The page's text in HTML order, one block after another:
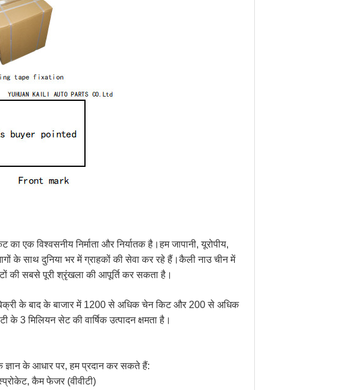
एक विश्वसनीय निर्माता और निर्यातक है।हम जापानी, यूरोपीय,
के साथ दुनिया भर में ग्राहकों की सेवा कर रहे हैं।कैली नाउ चीन में
की सबसे पूरी श्रृंखला की आपूर्ति कर सकता है।
के बाद के बाजार में 1200 से अधिक चेन किट और 200 से अधिक
के 3 मिलियन सेट की वार्षिक उत्पादन क्षमता है।
ज्ञान के आधार पर, हम प्रदान कर सकते हैं:
कैम फेजर (वीवीटी)